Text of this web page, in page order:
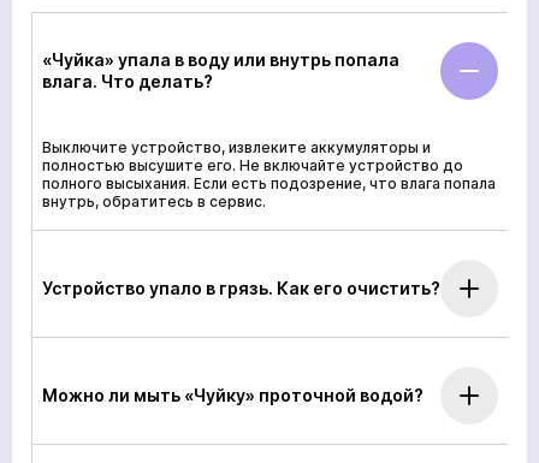
«Чуйка» упала в воду или внутрь попала
влага. Что делать?
Выключите устройство, извлеките аккумуляторы и
полностью высушите его. Не включайте устройство до
полного высыхания. Если есть подозрение, что влага попала
внутрь, обратитесь в сервис.
Устройство упало в грязь. Как его очистить?
Можно ли мыть «Чуйку» проточной водой?